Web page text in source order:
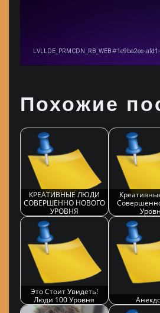
Похожие
КРЕАТИВНЫЕ ЛЮДИ
СОВЕРШЕННО НОВОГО
УРОВНЯ
Это Стоит Увидеть!
Люди 100 Уровня